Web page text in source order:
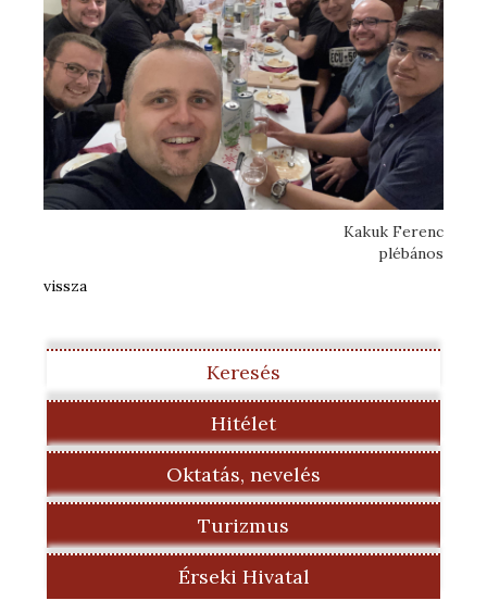
Kakuk Ferenc
plébános
vissza
Keresés
Hitélet
Oktatás, nevelés
Turizmus
Érseki Hivatal